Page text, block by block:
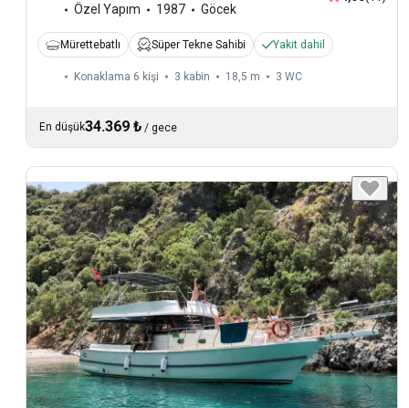
Özel Yapım 1987 Göcek
Mürettebatlı Süper Tekne Sahibi Yakıt dahil
Konaklama 6 kişi 3 kabin 18,5 m 3 WC
En düşük34.369 ₺ / gece